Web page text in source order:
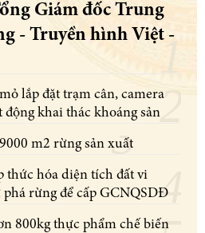
Giám đốc Trung
- Truyền hình Việt -
lắp đặt trạm cân, camera
động khai thác khoáng sản
Phát hiện vụ phá hơn 9000 m2 rừng sản xuất
thức hóa diện tích đất vi
rừng để cấp GCNQSDĐ
800kg thực phẩm chế biến